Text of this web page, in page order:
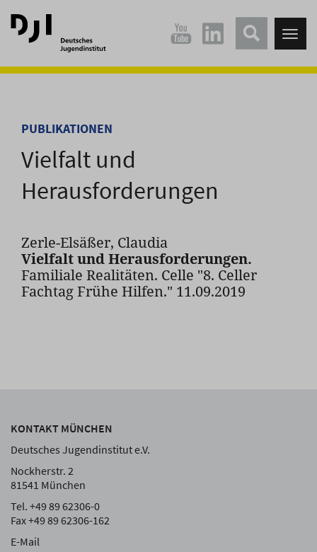
Direkt
zum
Hauptinhalt
Direkt
zum
Hauptmenü
PUBLIKATIONEN
Vielfalt und
Herausforderungen
Zerle-Elsäßer, Claudia
Vielfalt und Herausforderungen.
Familiale Realitäten. Celle "8. Celler
Fachtag Frühe Hilfen." 11.09.2019
KONTAKT MÜNCHEN
Deutsches Jugendinstitut e.V.
Nockherstr. 2
81541 München
Tel. +49 89 62306-0
Fax +49 89 62306-162
E-Mail